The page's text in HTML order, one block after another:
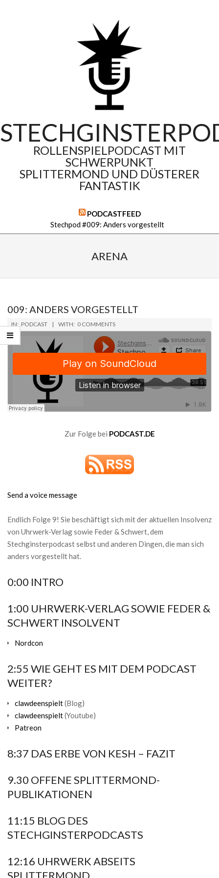
ROLLENSPIELPODCAST MIT
SCHWERPUNKT
SPLITTERMOND UND DÜSTERER
FANTASTIK
PODCASTFEED
Stechpod #009: Anders vorgestellt
ARENA
009: ANDERS VORGESTELLT
2019-
06-
14
IN: PODCAST WITH: 0 COMMENTS
Zur Folge bei PODCAST.DE
Send a voice message
Endlich Folge 9! Sie beschäftigt sich mit der aktuellen Insolvenz
von Uhrwerk-Verlag sowie Feder & Schwert, dem
Stechginsterpodcast selbst und anderen Dingen, die man sich
anders vorgestellt hat.
0:00 INTRO
1:00 UHRWERK-VERLAG SOWIE FEDER &
SCHWERT INSOLVENT
Nordcon
2:55 WIE GEHT ES MIT DEM PODCAST
WEITER?
clawdeenspielt(Blog)
clawdeenspielt(Youtube)
Patreon
8:37 DAS ERBE VON KESH – FAZIT
9.30 OFFENE SPLITTERMOND-
PUBLIKATIONEN
11:15 BLOG DES
STECHGINSTERPODCASTS
12:16 UHRWERK ABSEITS
SPLITTERMOND